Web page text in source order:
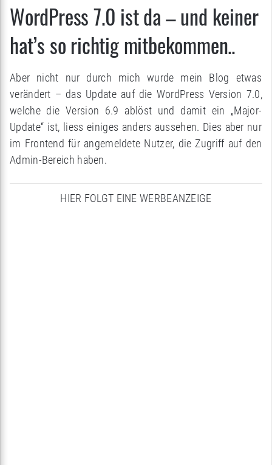
WordPress 7.0 ist da – und keiner
hat’s so richtig mitbekommen..
Aber nicht nur durch mich wurde mein Blog etwas
verändert – das Update auf die WordPress Version 7.0,
welche die Version 6.9 ablöst und damit ein „Major-
Update“ ist, liess einiges anders aussehen. Dies aber nur
im Frontend für angemeldete Nutzer, die Zugriff auf den
Admin-Bereich haben.
HIER FOLGT EINE WERBEANZEIGE